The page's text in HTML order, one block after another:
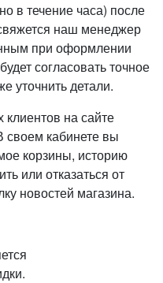
в течение часа) после
наш менеджер
при оформлении
согласовать точное
уточнить детали.
на сайте
своем кабинете вы
корзины, историю
или отказаться от
новостей магазина.